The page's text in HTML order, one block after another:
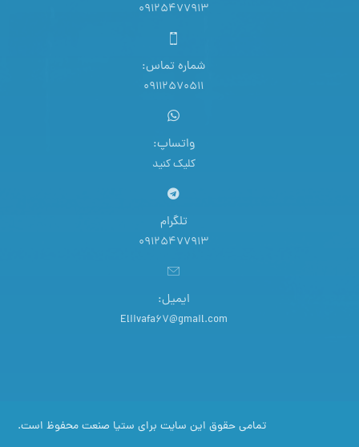
09125477913
شماره تماس:
09112570511
واتساپ:
کلیک کنید
تلگرام
09125477913
ایمیل:
Eliivafa67@gmail.com
تمامی حقوق این سایت برای ستیا صنعت محفوظ است.